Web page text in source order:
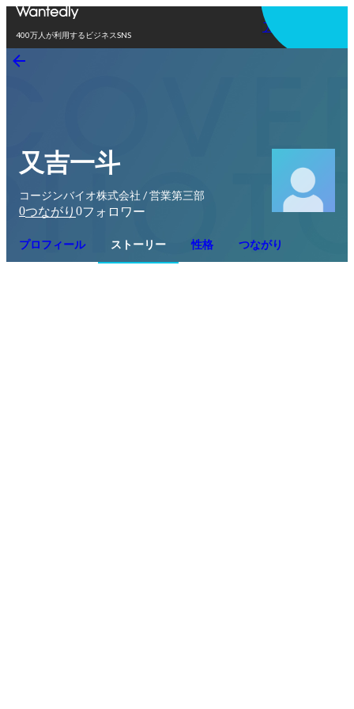
400万人が利用するビジネスSNS
アプリを使う
又吉一斗
コージンバイオ株式会社 / 営業第三部
0つながり 0フォロワー
プロフィール ストーリー 性格 つながり